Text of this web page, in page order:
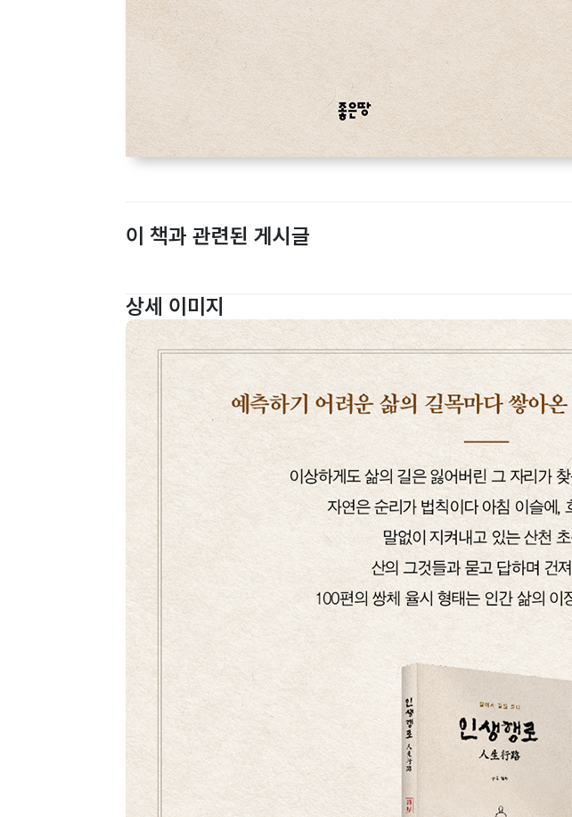
이 책과 관련된 게시글
상세 이미지